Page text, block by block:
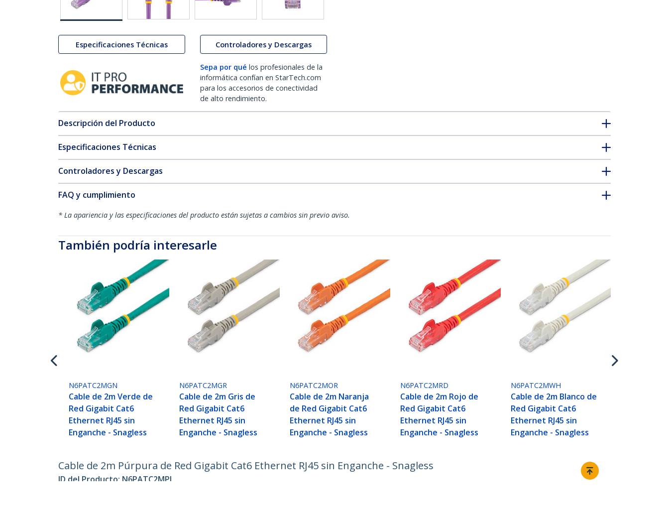
Especificaciones Técnicas Controladores y Descargas
Sepa por qué los profesionales de la
informática confían en StarTech.com
para los accesorios de conectividad
de alto rendimiento.
Descripción del Producto
Especificaciones Técnicas
Controladores y Descargas
FAQ y cumplimiento
* La apariencia y las especificaciones del producto están sujetas a cambios sin previo aviso.
También podría interesarle
N6PATC2MGN
Cable de 2m Verde de
Red Gigabit Cat6
Ethernet RJ45 sin
Enganche - Snagless
N6PATC2MGR
Cable de 2m Gris de
Red Gigabit Cat6
Ethernet RJ45 sin
Enganche - Snagless
N6PATC2MOR
Cable de 2m Naranja
de Red Gigabit Cat6
Ethernet RJ45 sin
Enganche - Snagless
N6PATC2MRD
Cable de 2m Rojo de
Red Gigabit Cat6
Ethernet RJ45 sin
Enganche - Snagless
N6PATC2MWH
Cable de 2m Blanco de
Red Gigabit Cat6
Ethernet RJ45 sin
Enganche - Snagless
Cable de 2m Púrpura de Red Gigabit Cat6 Ethernet RJ45 sin Enganche - Snagless
ID del Producto: N6PATC2MPL